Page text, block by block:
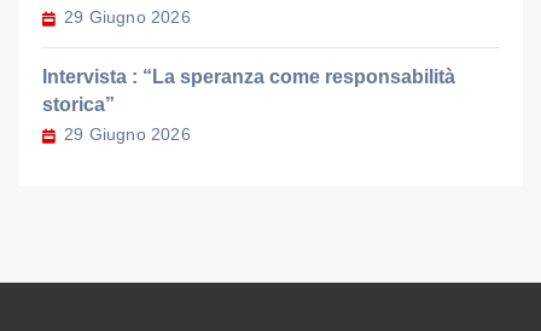
29 Giugno 2026
Intervista : “La speranza come responsabilità
storica”
29 Giugno 2026